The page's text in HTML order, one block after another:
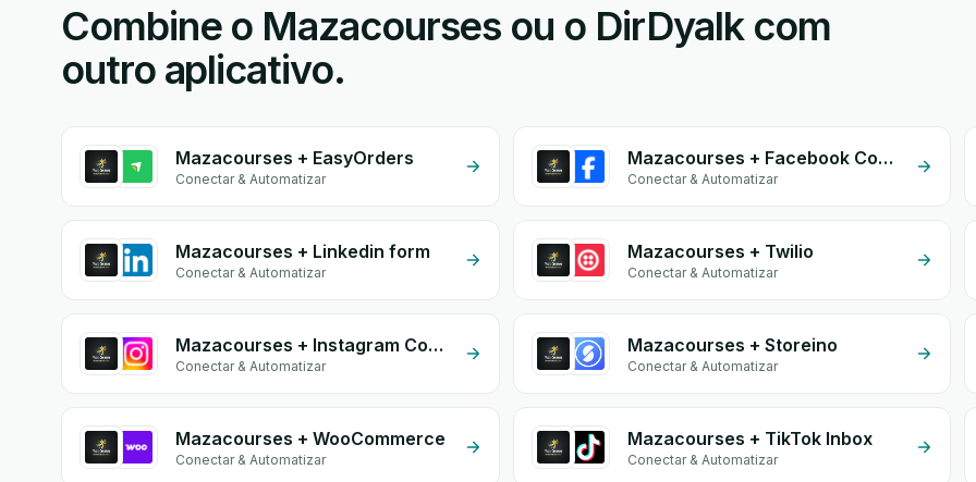
Combine o Mazacourses ou o DirDyalk com
outro aplicativo.
Mazacourses + EasyOrders
Conectar & Automatizar
Mazacourses + Facebook Commerce
Conectar & Automatizar
Mazacourses + Linkedin form
Conectar & Automatizar
Mazacourses + Twilio
Conectar & Automatizar
Mazacourses + Instagram Comment
Conectar & Automatizar
Mazacourses + Storeino
Conectar & Automatizar
Mazacourses + WooCommerce
Conectar & Automatizar
Mazacourses + TikTok Inbox
Conectar & Automatizar